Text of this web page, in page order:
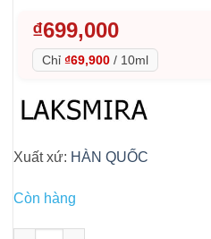
₫699,000
Chỉ ₫69,900 / 10ml
Xuất xứ: HÀN QUỐC
Còn hàng